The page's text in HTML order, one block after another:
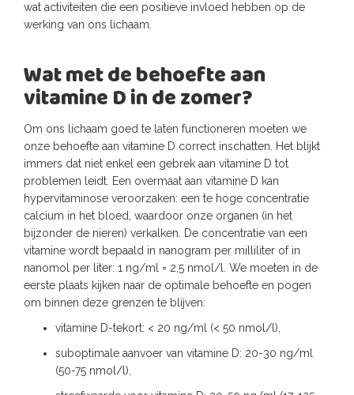
wat activiteiten die een positieve invloed hebben op de
werking van ons lichaam.
Wat met de behoefte aan
vitamine D in de zomer?
Om ons lichaam goed te laten functioneren moeten we
onze behoefte aan vitamine D correct inschatten. Het blijkt
immers dat niet enkel een gebrek aan vitamine D tot
problemen leidt. Een overmaat aan vitamine D kan
hypervitaminose veroorzaken: een te hoge concentratie
calcium in het bloed, waardoor onze organen (in het
bijzonder de nieren) verkalken. De concentratie van een
vitamine wordt bepaald in nanogram per milliliter of in
nanomol per liter: 1 ng/ml = 2,5 nmol/l. We moeten in de
eerste plaats kijken naar de optimale behoefte en pogen
om binnen deze grenzen te blijven:
vitamine D-tekort: < 20 ng/ml (< 50 nmol/l),
suboptimale aanvoer van vitamine D: 20-30 ng/ml
(50-75 nmol/l),